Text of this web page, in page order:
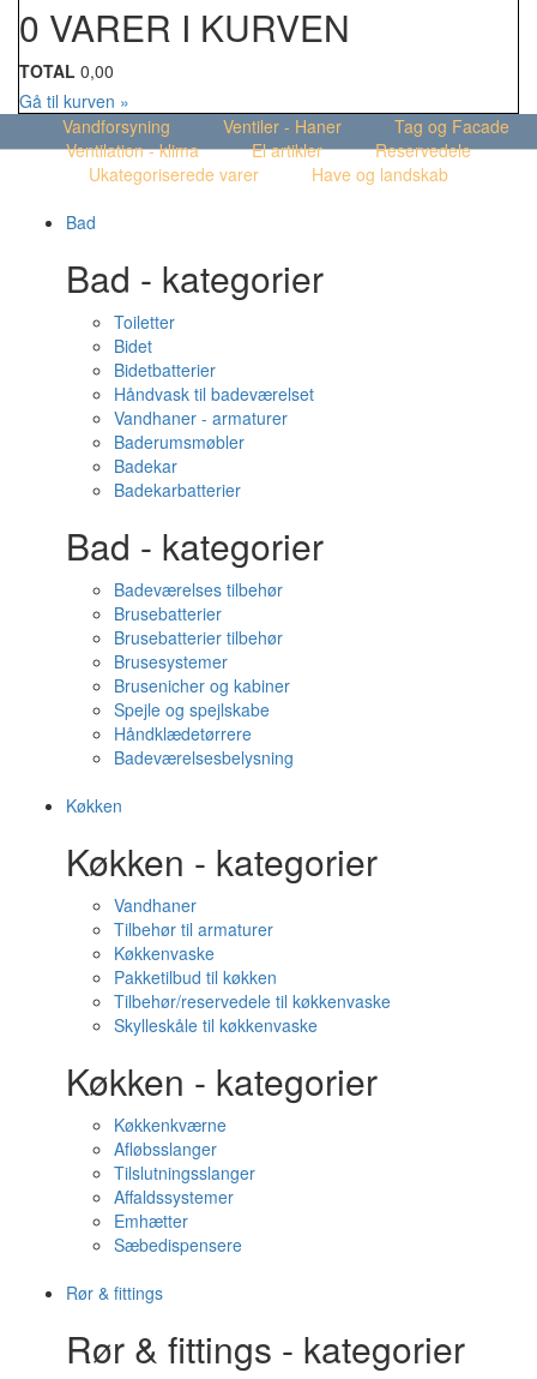
0 VARER I KURVEN
TOTAL 0,00
Gå til kurven »
Vandforsyning
Ventiler - Haner
Tag og Facade
Ventilation - klima
El artikler
Reservedele
Ukategoriserede varer
Have og landskab
Bad
Bad - kategorier
Toiletter
Bidet
Bidetbatterier
Håndvask til badeværelset
Vandhaner - armaturer
Baderumsmøbler
Badekar
Badekarbatterier
Bad - kategorier
Badeværelses tilbehør
Brusebatterier
Brusebatterier tilbehør
Brusesystemer
Brusenicher og kabiner
Spejle og spejlskabe
Håndklædetørrere
Badeværelsesbelysning
Køkken
Køkken - kategorier
Vandhaner
Tilbehør til armaturer
Køkkenvaske
Pakketilbud til køkken
Tilbehør/reservedele til køkkenvaske
Skylleskåle til køkkenvaske
Køkken - kategorier
Køkkenkværne
Afløbsslanger
Tilslutningsslanger
Affaldssystemer
Emhætter
Sæbedispensere
Rør & fittings
Rør & fittings - kategorier